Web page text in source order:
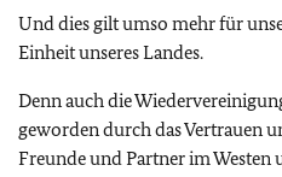
Und dies gilt umso mehr für
Einheit unseres Landes.
Denn auch die
geworden durch das Vertrauen
Freunde und Partner im Westen